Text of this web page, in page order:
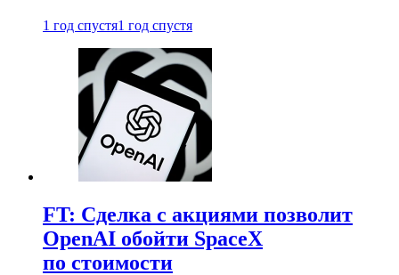
1 год спустя1 год спустя
FT: Сделка с акциями позволит
OpenAI обойти SpaceX
по стоимости